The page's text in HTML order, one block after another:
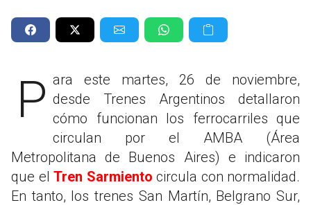
Para este martes, 26 de noviembre, desde Trenes Argentinos detallaron
cómo funcionan los ferrocarriles que
circulan por el AMBA (Área
Metropolitana de Buenos Aires) e indicaron
que el Tren Sarmiento circula con normalidad.
En tanto, los trenes San Martín, Belgrano Sur,